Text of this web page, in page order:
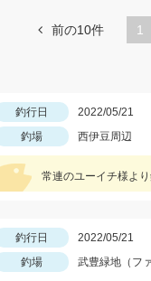
前の10件 1
釣行日 2022/05/21
釣場
西伊豆周辺
常連のユーイチ様よ
釣行日 2022/05/21
釣場
武豊緑地（フ